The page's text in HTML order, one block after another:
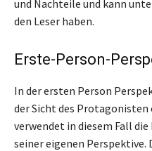
und Nachteile und kann
den Leser haben.
Erste-Person-
In der ersten Person
der Sicht des
verwendet in diesem Fall
seiner eigenen Perspektive.